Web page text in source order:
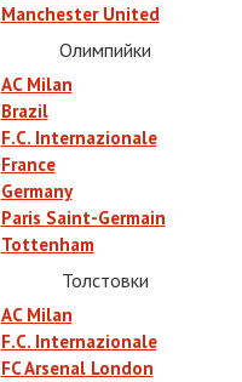
Manchester United
Олимпийки
AC Milan
Brazil
F.C. Internazionale
France
Germany
Paris Saint-Germain
Tottenham
Толстовки
AC Milan
F.C. Internazionale
FC Arsenal London